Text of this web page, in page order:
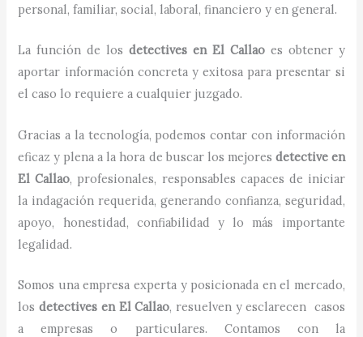
personal, familiar, social, laboral, financiero y en general.
La función de losdetectivesen El Callao es obtener y
aportar información concreta y exitosa para presentar si
el caso lo requiere a cualquier juzgado.
Gracias a la tecnología, podemos contar con información
eficaz y plena a la hora de buscar los mejores detective en
El Callao, profesionales, responsables capaces de iniciar
la indagación requerida, generando confianza, seguridad,
apoyo, honestidad, confiabilidad y lo más importante
legalidad.
Somos una empresa experta y posicionada en el mercado,
losdetectives en El Callao, resuelven y esclarecen casos
a empresas o particulares. Contamos con la